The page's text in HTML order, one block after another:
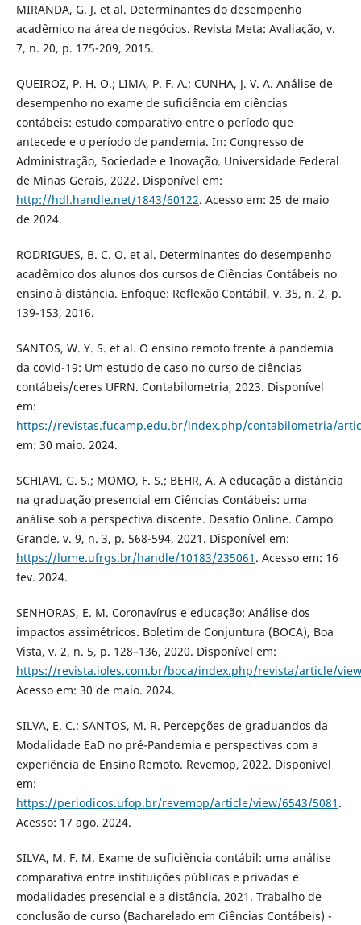
MIRANDA, G. J. et al. Determinantes do desempenho
acadêmico na área de negócios. Revista Meta: Avaliação, v.
7, n. 20, p. 175-209, 2015.
QUEIROZ, P. H. O.; LIMA, P. F. A.; CUNHA, J. V. A. Análise de
desempenho no exame de suficiência em ciências
contábeis: estudo comparativo entre o período que
antecede e o período de pandemia. In: Congresso de
Administração, Sociedade e Inovação. Universidade Federal
de Minas Gerais, 2022. Disponível em:
http://hdl.handle.net/1843/60122. Acesso em: 25 de maio
de 2024.
RODRIGUES, B. C. O. et al. Determinantes do desempenho
acadêmico dos alunos dos cursos de Ciências Contábeis no
ensino à distância. Enfoque: Reflexão Contábil, v. 35, n. 2, p.
139-153, 2016.
SANTOS, W. Y. S. et al. O ensino remoto frente à pandemia
da covid-19: Um estudo de caso no curso de ciências
contábeis/ceres UFRN. Contabilometria, 2023. Disponível
em:
https://revistas.fucamp.edu.br/index.php/contabilometria/
em: 30 maio. 2024.
SCHIAVI, G. S.; MOMO, F. S.; BEHR, A. A educação a distância
na graduação presencial em Ciências Contábeis: uma
análise sob a perspectiva discente. Desafio Online. Campo
Grande. v. 9, n. 3, p. 568-594, 2021. Disponível em:
https://lume.ufrgs.br/handle/10183/235061 . Acesso em: 16
fev. 2024.
SENHORAS, E. M. Coronavírus e educação: Análise dos
impactos assimétricos. Boletim de Conjuntura (BOCA), Boa
Vista, v. 2, n. 5, p. 128–136, 2020. Disponível em:
https://revista.ioles.com.br/boca/index.php/revista/article/
Acesso em: 30 de maio. 2024.
SILVA, E. C.; SANTOS, M. R. Percepções de graduandos da
Modalidade EaD no pré-Pandemia e perspectivas com a
experiência de Ensino Remoto. Revemop, 2022. Disponível
em:
https://periodicos.ufop.br/revemop/article/view/6543/5081 .
Acesso: 17 ago. 2024.
SILVA, M. F. M. Exame de suficiência contábil: uma análise
comparativa entre instituições públicas e privadas e
modalidades presencial e a distância. 2021. Trabalho de
conclusão de curso (Bacharelado em Ciências Contábeis) -